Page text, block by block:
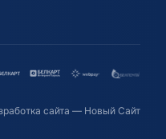
сайта — Новый Сайт